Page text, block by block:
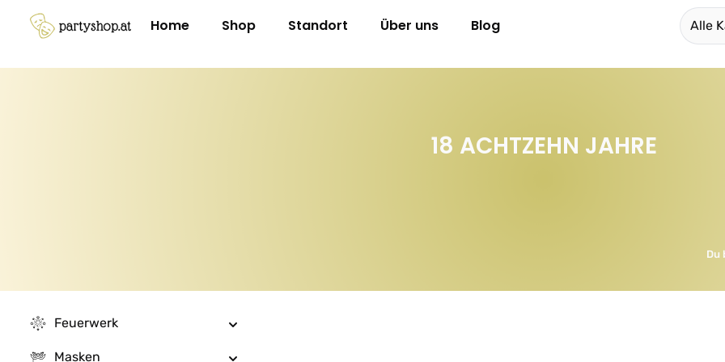
Hauptinhalt springen
Zur Suche springen
Zur Hauptnavigation springen
Home Shop Standort Über uns Blog Alle
18 ACHTZEHN JAHRE
Du
Feuerwerk
Masken